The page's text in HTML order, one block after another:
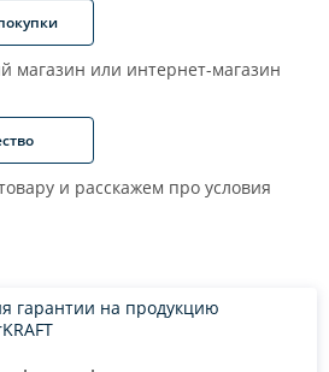
или интернет-магазин
и расскажем про условия
гарантии на продукцию